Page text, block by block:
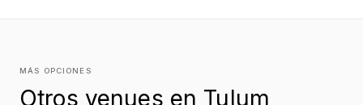
MÁS OPCIONES
Otros venues en Tulum